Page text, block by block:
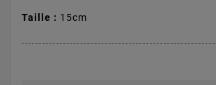
Taille : 15cm